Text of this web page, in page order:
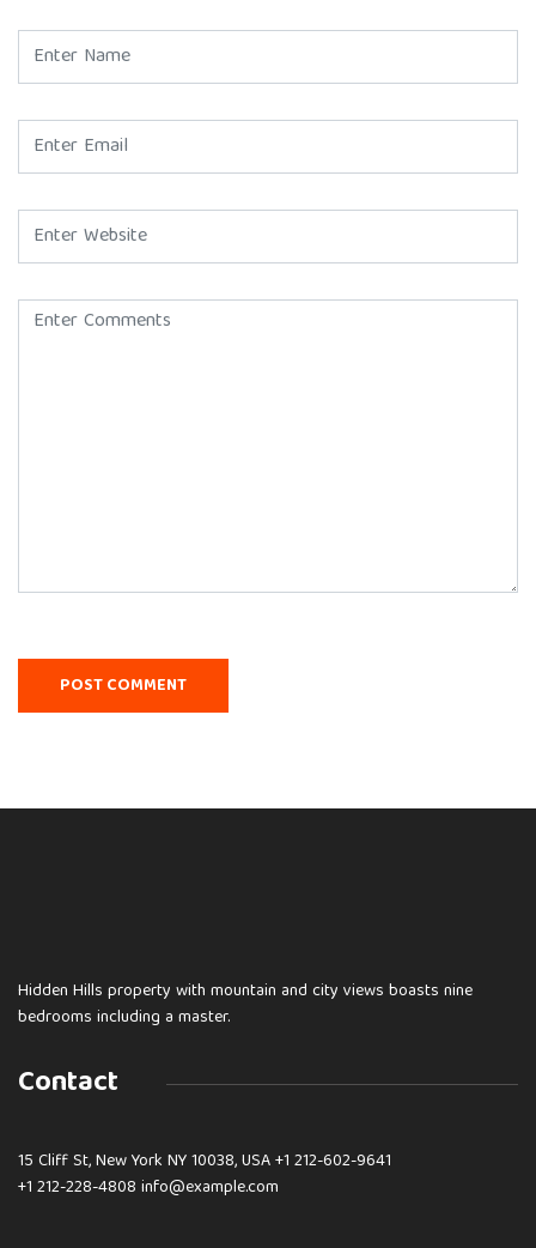
Hidden Hills property with mountain and city views boasts nine
bedrooms including a master.
Contact
15 Cliff St, New York NY 10038, USA+1 212-602-9641
+1 212-228-4808 info@example.com